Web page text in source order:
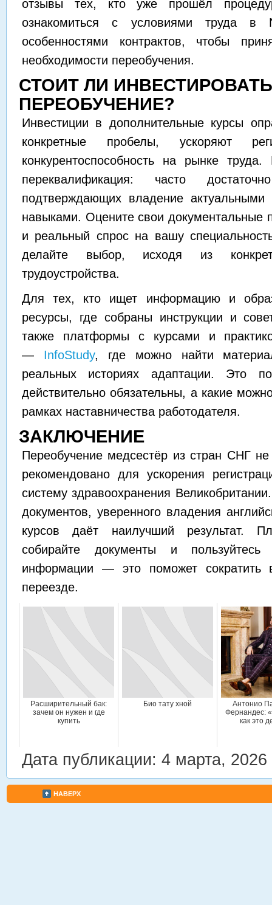
отзывы тех, кто уже прошёл
ознакомиться с условиями труда в
особенностями контрактов, чтобы
необходимости переобучения.
СТОИТ ЛИ
ПЕРЕОБУЧЕНИЕ?
Инвестиции в дополнительные курсы
конкретные пробелы, ускоряют
конкурентоспособность на рынке
переквалификация: часто
подтверждающих владение актуальными
навыками. Оцените свои документальные
и реальный спрос на вашу
делайте выбор, исходя из
трудоустройства.
Для тех, кто ищет информацию и
ресурсы, где собраны инструкции и
также платформы с курсами и
— InfoStudy, где можно найти
реальных историях адаптации. Это
действительно обязательны, а какие
рамках наставничества работодателя.
ЗАКЛЮЧЕНИЕ
Переобучение медсестёр из стран СНГ не
рекомендовано для ускорения
систему здравоохранения
документов, уверенного владения
курсов даёт наилучший результат.
собирайте документы и пользуйтесь
информации — это поможет сократить
переезде.
Расширительный бак:
зачем он нужен и где
купить
Био тату хной
Антонио
Фернандес:
как это
Дата публикации: 4 марта, 2026
НАВЕРХ